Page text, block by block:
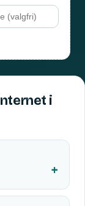
i